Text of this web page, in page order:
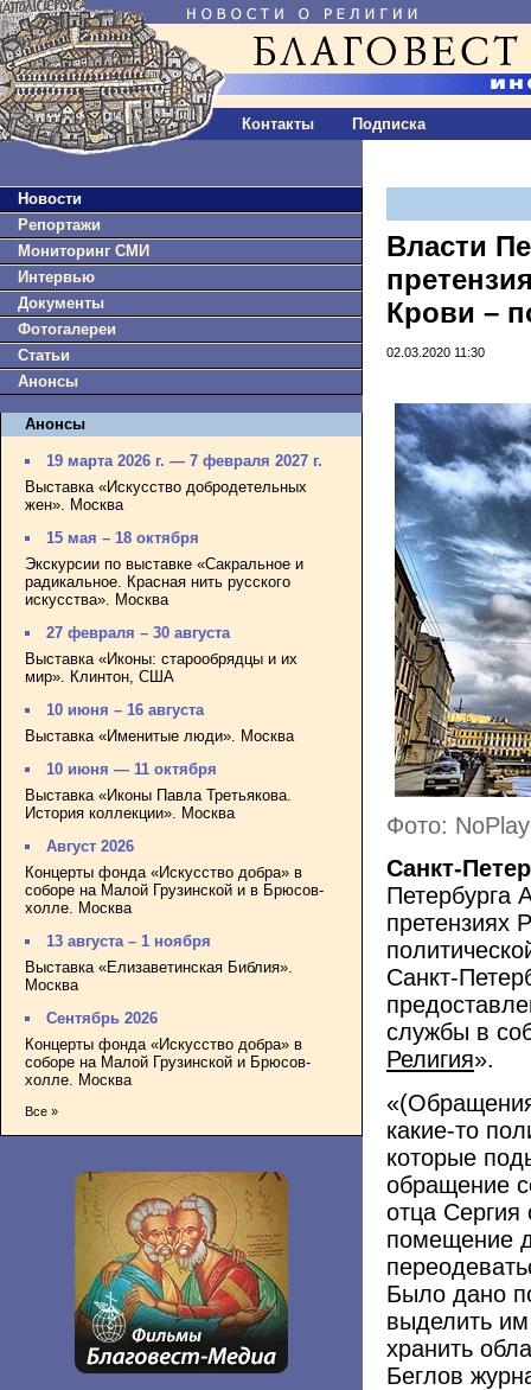
Контакты Подписка
Новости
Репортажи
Мониторинг СМИ
Интервью
Документы
Фотогалереи
Статьи
Анонсы
Анонсы
19 марта 2026 г. — 7 февраля 2027 г.
Выставка «Искусство добродетельных
жен». Москва
15 мая – 18 октября
Экскурсии по выставке «Сакральное и
радикальное. Красная нить русского
искусства». Москва
27 февраля – 30 августа
Выставка «Иконы: старообрядцы и их
мир». Клинтон, США
10 июня – 16 августа
Выставка «Именитые люди». Москва
10 июня — 11 октября
Выставка «Иконы Павла Третьякова.
История коллекции». Москва
Август 2026
Концерты фонда «Искусство добра» в
соборе на Малой Грузинской и в Брюсов-
холле. Москва
13 августа – 1 ноября
Выставка «Елизаветинская Библия».
Москва
Сентябрь 2026
Концерты фонда «Искусство добра» в
соборе на Малой Грузинской и Брюсов-
холле. Москва
Все »
Власти
Крови –
02.03.2020 11:30
Фото:
Санкт-
Петербурга
претензиях
Санкт-
службы в
Религия».
какие-то
которые
обращение
отца
помещение
Было дано
выделить
хранить
Беглов